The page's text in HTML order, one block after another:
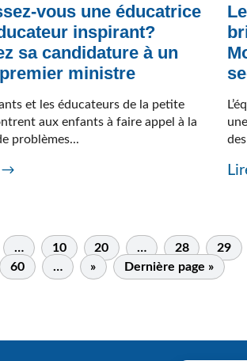
vous une éducatrice
inspirant?
sa candidature à un
ministre
et les éducateurs de la petite
aux enfants à faire appel à la
problèmes...
… 10 20 … 28
29
60 … » Dernière page »